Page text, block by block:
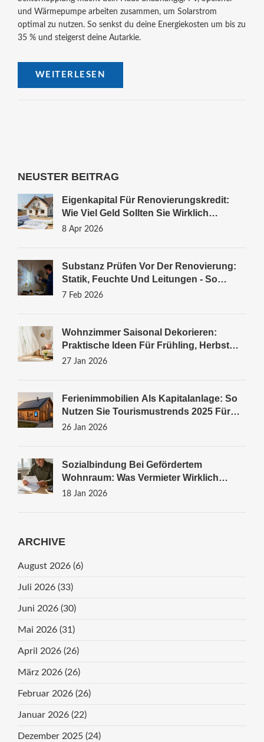
und Wärmepumpe arbeiten zusammen, um Solarstrom
optimal zu nutzen. So senkst du deine Energiekosten um bis zu
35 % und steigerst deine Autarkie.
WEITERLESEN
NEUSTER BEITRAG
Eigenkapital Für Renovierungskredit:
Wie Viel Geld Sollten Sie Wirklich
Einbringen?
8 Apr 2026
Substanz Prüfen Vor Der Renovierung:
Statik, Feuchte Und Leitungen - So
Vermeiden Sie Teure Fehler
7 Feb 2026
Wohnzimmer Saisonal Dekorieren:
Praktische Ideen Für Frühling, Herbst
Und Winter
27 Jan 2026
Ferienimmobilien Als Kapitalanlage: So
Nutzen Sie Tourismustrends 2025 Für
Ihre Rendite
26 Jan 2026
Sozialbindung Bei Gefördertem
Wohnraum: Was Vermieter Wirklich
Wissen Müssen
18 Jan 2026
ARCHIVE
August 2026 (6)
Juli 2026 (33)
Juni 2026 (30)
Mai 2026 (31)
April 2026 (26)
März 2026 (26)
Februar 2026 (26)
Januar 2026 (22)
Dezember 2025 (24)